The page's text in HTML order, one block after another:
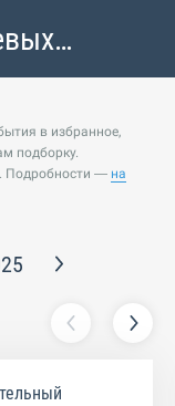
в избранное,
подборку.
Подробности — на